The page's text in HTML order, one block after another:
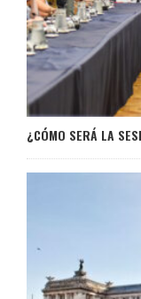
¿CÓMO SERÁ LA